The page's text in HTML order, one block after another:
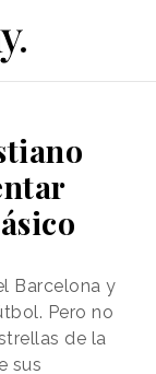
Barcelona y
Pero no
de la
sus